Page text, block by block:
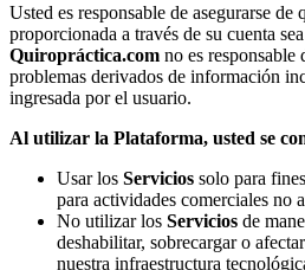
Usted es responsable de asegurarse
proporcionada a través de su cuenta
Quiropráctica.com no es responsable
problemas derivados de información
ingresada por el usuario.
Al utilizar la Plataforma, usted se
Usar los Servicios solo para
para actividades comerciales no
No utilizar los Servicios de
deshabilitar, sobrecargar o
nuestra infraestructura